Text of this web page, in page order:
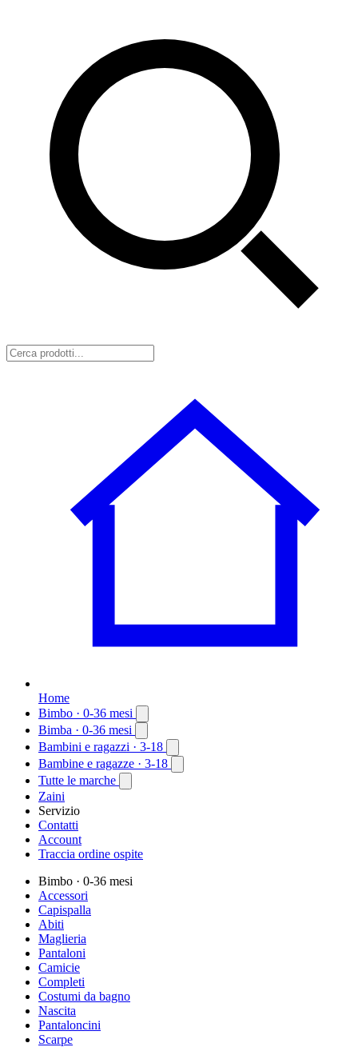
Home
Bimbo · 0-36 mesi
Bimba · 0-36 mesi
Bambini e ragazzi · 3-18
Bambine e ragazze · 3-18
Tutte le marche
Zaini
Servizio
Contatti
Account
Traccia ordine ospite
Bimbo · 0-36 mesi
Accessori
Capispalla
Abiti
Maglieria
Pantaloni
Camicie
Completi
Costumi da bagno
Nascita
Pantaloncini
Scarpe